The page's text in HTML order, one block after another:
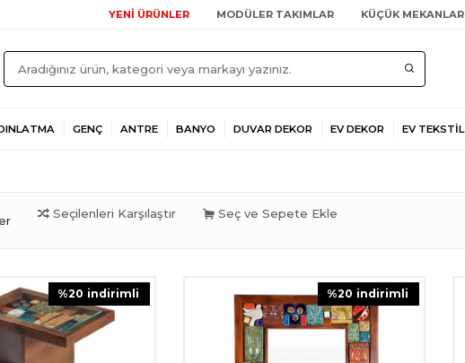
YENİ ÜRÜNLER MODÜLER TAKIMLAR KÜÇÜK MEKANLAR
GENÇ ANTRE BANYO DUVAR DEKOR EV DEKOR EV TEKSTİL
Seçilenleri Karşılaştır Seç ve Sepete Ekle
%20 i̇ndirimli %20 i̇ndirimli